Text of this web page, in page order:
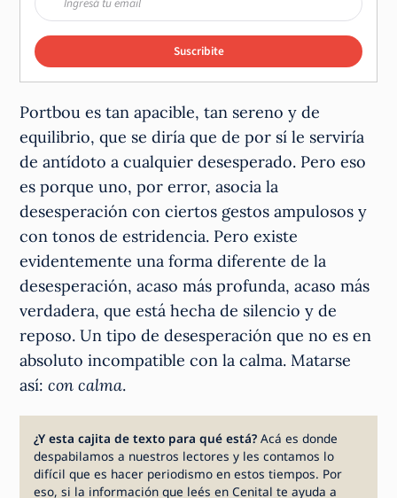
Suscribite
Portbou es tan apacible, tan sereno y de
equilibrio, que se diría que de por sí le serviría
de antídoto a cualquier desesperado. Pero eso
es porque uno, por error, asocia la
desesperación con ciertos gestos ampulosos y
con tonos de estridencia. Pero existe
evidentemente una forma diferente de la
desesperación, acaso más profunda, acaso más
verdadera, que está hecha de silencio y de
reposo. Un tipo de desesperación que no es en
absoluto incompatible con la calma. Matarse
así:con calma.
¿Y esta cajita de texto para qué está?Acá es donde
despabilamos a nuestros lectores y les contamos lo
difícil que es hacer periodismo en estos tiempos. Por
eso, si la información que leés en Cenital te ayuda a